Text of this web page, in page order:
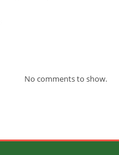
No comments to show.